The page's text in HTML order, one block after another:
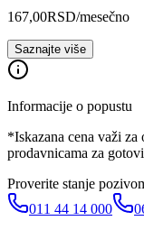
167,00RSD/mesečno
Saznajte više
Informacije o popustu
*Iskazana cena važi
prodavnicama za
Proverite stanje
011 44 14 000